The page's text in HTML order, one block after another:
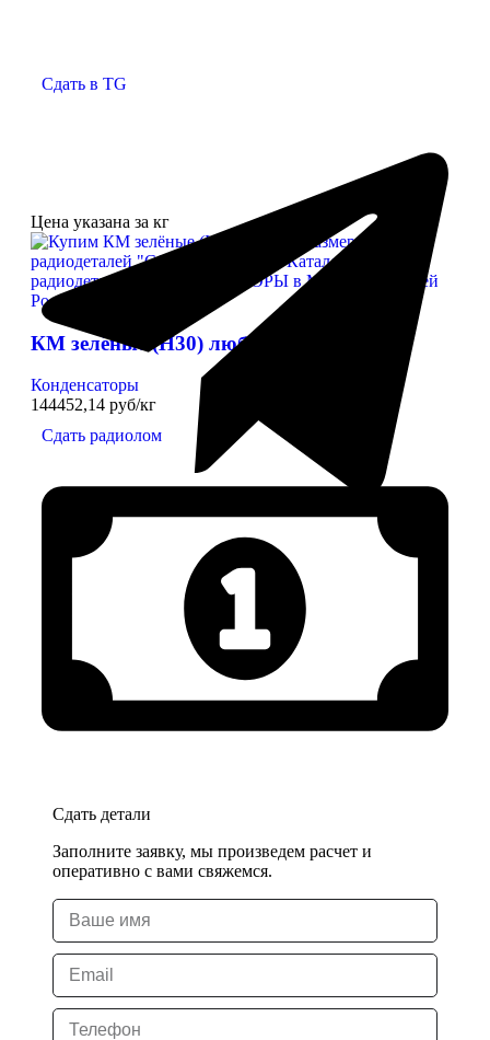
Сдать в TG
Цена указана за кг
КМ зелёные (Н30) любого размера
Конденсаторы
144452,14 руб/кг
Сдать радиолом
Сдать детали
Заполните заявку, мы произведем расчет и
оперативно с вами свяжемся.